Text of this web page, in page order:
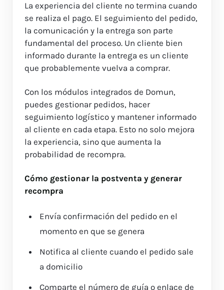
La experiencia del cliente no termina cuando
se realiza el pago. El seguimiento del pedido,
la comunicación y la entrega son parte
fundamental del proceso. Un cliente bien
informado durante la entrega es un cliente
que probablemente vuelva a comprar.
Con los módulos integrados de Domun,
puedes gestionar pedidos, hacer
seguimiento logístico y mantener informado
al cliente en cada etapa. Esto no solo mejora
la experiencia, sino que aumenta la
probabilidad de recompra.
Cómo gestionar la postventa y generar
recompra
Envía confirmación del pedido en el
momento en que se genera
Notifica al cliente cuando el pedido sale
a domicilio
Comparte el número de guía o enlace de